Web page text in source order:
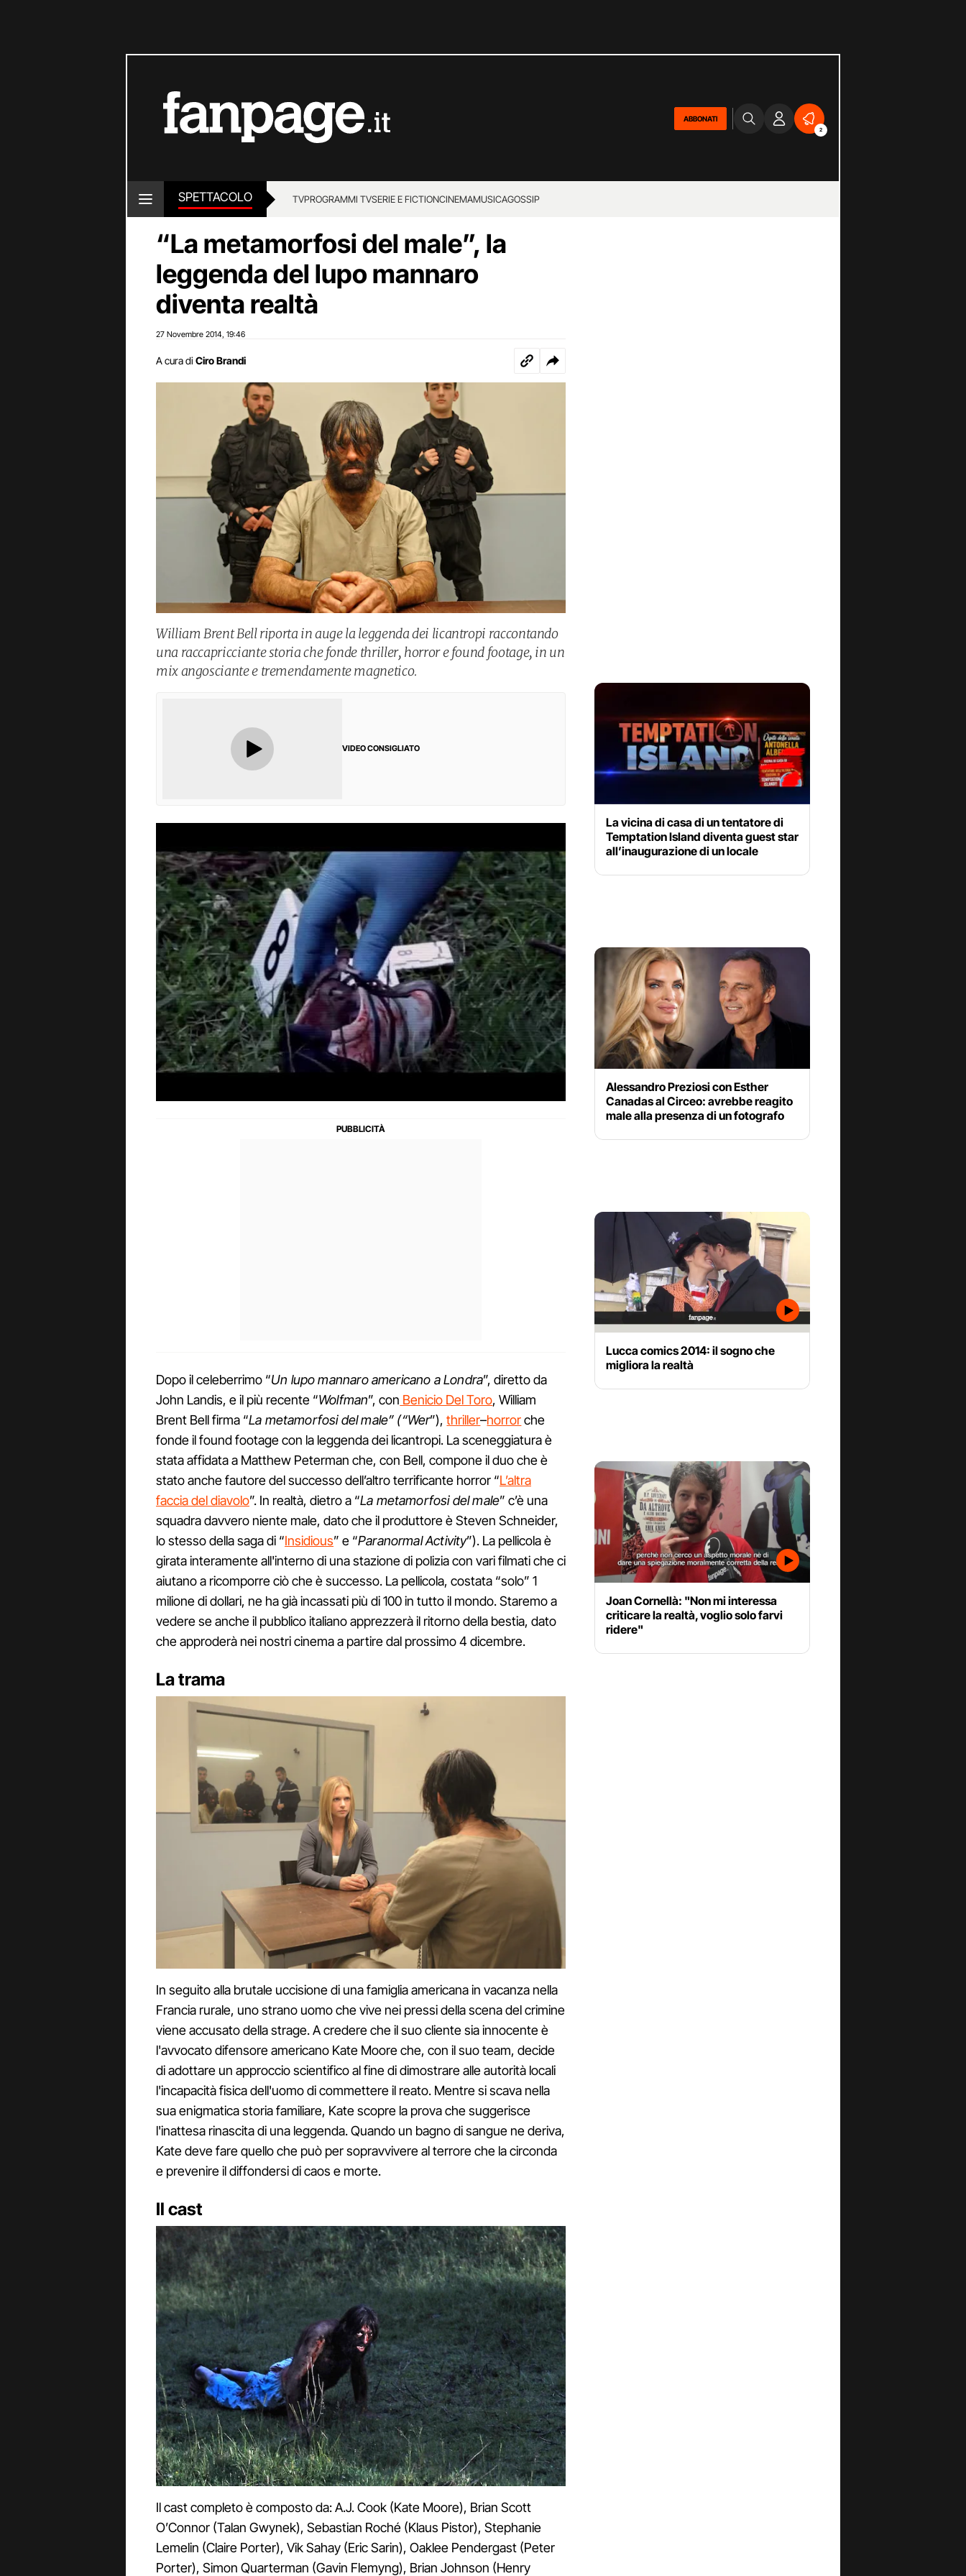
ABBONATI
2
SPETTACOLO TVPROGRAMMI TVSERIE E FICTIONCINEMAMUSICAGOSSIP
“La metamorfosi del male”, la
leggenda del lupo mannaro
diventa realtà
27 Novembre 2014 19:46
A cura di Ciro Brandi
William Brent Bell riporta in auge la leggenda dei licantropi raccontando
una raccapricciante storia che fonde thriller, horror e found footage, in un
mix angosciante e tremendamente magnetico.
VIDEO CONSIGLIATO
Dopo il celeberrimo “Un lupo mannaro americano a Londra”, diretto da
John Landis, e il più recente “Wolfman”, con Benicio Del Toro, William
Brent Bell firma “La metamorfosi del male” (“Wer”),thriller–horrorche
fonde il found footage con la leggenda dei licantropi. La sceneggiatura è
stata affidata a Matthew Peterman che, con Bell, compone il duo che è
stato anche fautore del successo dell’altro terrificante horror “L’altra
faccia del diavolo”. In realtà, dietro a “La metamorfosi del male” c’è una
squadra davvero niente male, dato che il produttore è Steven Schneider,
lo stesso della saga di “Insidious” e “Paranormal Activity”). La pellicola è
girata interamente all'interno di una stazione di polizia con vari filmati che ci
aiutano a ricomporre ciò che è successo. La pellicola, costata “solo” 1
milione di dollari, ne ha già incassati più di 100 in tutto il mondo. Staremo a
vedere se anche il pubblico italiano apprezzerà il ritorno della bestia, dato
che approderà nei nostri cinema a partire dal prossimo 4 dicembre.
La trama
In seguito alla brutale uccisione di una famiglia americana in vacanza nella
Francia rurale, uno strano uomo che vive nei pressi della scena del crimine
viene accusato della strage. A credere che il suo cliente sia innocente è
l'avvocato difensore americano Kate Moore che, con il suo team, decide
di adottare un approccio scientifico al fine di dimostrare alle autorità locali
l'incapacità fisica dell'uomo di commettere il reato. Mentre si scava nella
sua enigmatica storia familiare, Kate scopre la prova che suggerisce
l'inattesa rinascita di una leggenda. Quando un bagno di sangue ne deriva,
Kate deve fare quello che può per sopravvivere al terrore che la circonda
e prevenire il diffondersi di caos e morte.
Il cast
Il cast completo è composto da: A.J. Cook (Kate Moore), Brian Scott
O’Connor (Talan Gwynek), Sebastian Roché (Klaus Pistor), Stephanie
Lemelin (Claire Porter), Vik Sahay (Eric Sarin), Oaklee Pendergast (Peter
Porter), Simon Quarterman (Gavin Flemyng), Brian Johnson (Henry
La vicina di casa di un tentatore di
Temptation Island diventa guest star
all’inaugurazione di un locale
Alessandro Preziosi con Esther
Canadas al Circeo: avrebbe reagito
male alla presenza di un fotografo
Lucca comics 2014: il sogno che
migliora la realtà
Joan Cornellà: "Non mi interessa
criticare la realtà, voglio solo farvi
ridere"